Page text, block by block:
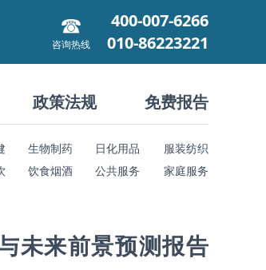
咨询热线
400-007-6266
010-86223221
政策法规 免费报告
生物制药 日化用品
服装纺织
饮食烟酒 公共服务 家庭服务
未来前景预测报告